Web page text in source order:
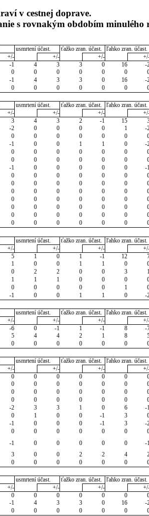
v cestnej doprave.
s rovnakým obdobím
usmrtení účast. ťažko zran. účast. ľahko zran. účast.
+/-
+/- +/-
-1 4 3 3 0 16 -
0 0 0 0 0 0
-1 4 3 3 0 16 -
0 0 0 0 0 0
usmrtení účast. ťažko zran. účast. ľahko zran. účast.
+/-
+/- +/-
3 4 3 2 -1 15
-2 0 0 0 0 1 -
0 0 0 0 0 0
-1 0 0 1 1 0 -
0 0 0 0 0 0
0 0 0 0 0 0
-1 0 0 0 0 0 -
0 0 0 0 0 0
0 0 0 0 0 0
0 0 0 0 0 0
0 0 0 0 0 0
0 0 0 0 0 0
0 0 0 0 0 0
0 0 0 0 0 0
usmrtení účast. ťažko zran. účast. ľahko zran. účast.
+/-
+/- +/-
5 1 0 1 -1 12
1 0 0 1 1 0
0 2 2 0 0 3 1
1 1 1 0 0 0
0 0 0 0 0 1
-1 0 0 1 1 0 -
usmrtení účast. ťažko zran. účast. ľahko zran. účast.
+/-
+/- +/-
-6 0 -1 1 -1 8 -
5 4 4 2 1 8
0 0 0 0 0 0
usmrtení účast. ťažko zran. účast. ľahko zran. účast.
+/-
+/- +/-
0 0 0 0 0 0
0 0 0 0 0 0
0 0 0 0 0 0
0 0 0 0 0 0
-2 3 3 1 0 6 -
0 1 0 0 -1 3
-1 0 0 0 -1 3 -
0 0 0 0 0 0
-1 0 0 0 0 0 -
3 0 0 2 2 4
0 0 0 0 0 0
usmrtení účast. ťažko zran. účast. ľahko zran. účast.
+/-
+/- +/-
0 0 0 0 0 0
-1 4 3 3 0 16 -
0 0 0 0 0 0